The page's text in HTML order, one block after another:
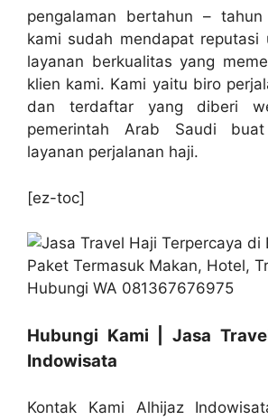
pengalaman bertahun –
kami sudah mendapat reputasi
layanan berkualitas yang
klien kami. Kami yaitu biro
dan terdaftar yang diberi
pemerintah Arab Saudi buat
layanan perjalanan haji.
[ez-toc]
Hubungi Kami | Jasa
Indowisata
Kontak Kami Alhijaz